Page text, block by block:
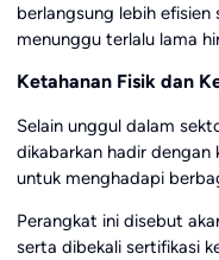
berlangsung lebih
menunggu terlalu lama
Ketahanan Fisik dan
Selain unggul dalam
dikabarkan hadir
untuk menghadapi
Perangkat ini disebut
serta dibekali sertifikasi